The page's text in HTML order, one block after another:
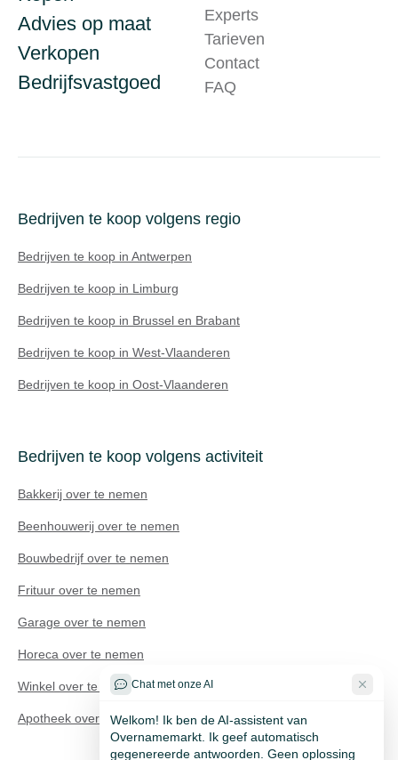
Advies op maat
Verkopen
Bedrijfsvastgoed
Experts
Tarieven
Contact
FAQ
Bedrijven te koop volgens regio
Bedrijven te koop in Antwerpen
Bedrijven te koop in Limburg
Bedrijven te koop in Brussel en Brabant
Bedrijven te koop in West-Vlaanderen
Bedrijven te koop in Oost-Vlaanderen
Bedrijven te koop volgens activiteit
Bakkerij over te nemen
Beenhouwerij over te nemen
Bouwbedrijf over te nemen
Frituur over te nemen
Garage over te nemen
Horeca over te nemen
Winkel over te nemen
Apotheek over te nemenOvernamemarkt. Ik geef automatisch
gegenereerde antwoorden. Geen oplossing
gevonden? Via het ticketformulier helpt ons